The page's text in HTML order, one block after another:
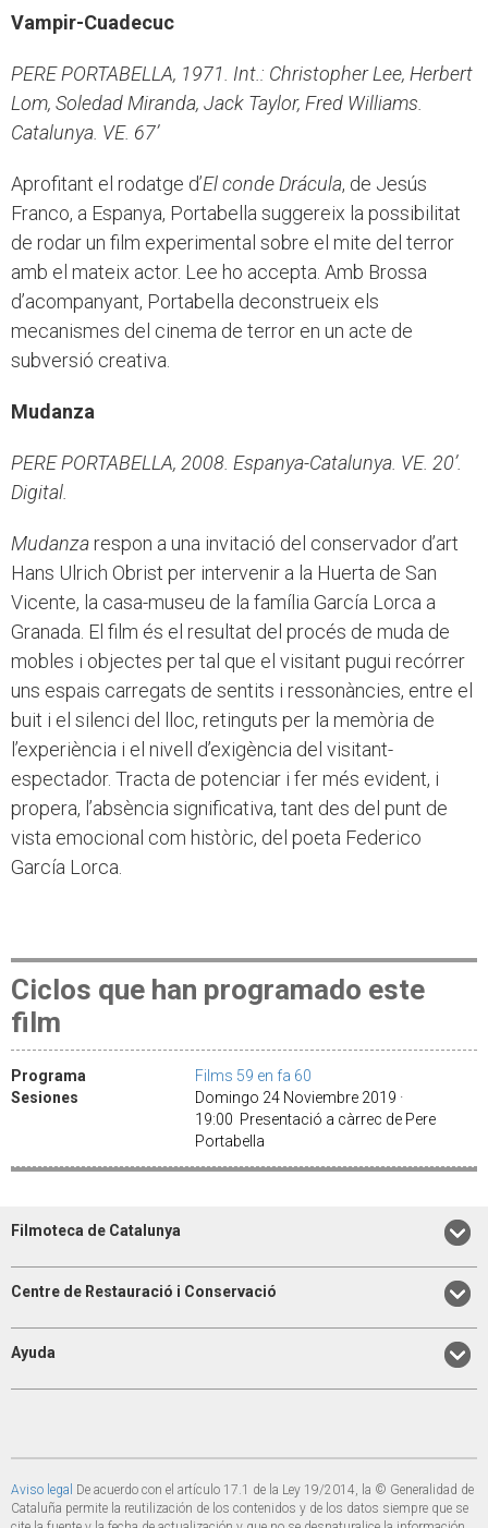
Vampir-Cuadecuc
PERE PORTABELLA, 1971. Int.: Christopher Lee, Herbert
Lom, Soledad Miranda, Jack Taylor, Fred Williams.
Catalunya. VE. 67’
Aprofitant el rodatge d’El conde Drácula, de Jesús
Franco, a Espanya, Portabella suggereix la possibilitat
de rodar un film experimental sobre el mite del terror
amb el mateix actor. Lee ho accepta. Amb Brossa
d’acompanyant, Portabella deconstrueix els
mecanismes del cinema de terror en un acte de
subversió creativa.
Mudanza
PERE PORTABELLA, 2008. Espanya-Catalunya. VE. 20’.
Digital.
Mudanza respon a una invitació del conservador d’art
Hans Ulrich Obrist per intervenir a la Huerta de San
Vicente, la casa-museu de la família García Lorca a
Granada. El film és el resultat del procés de muda de
mobles i objectes per tal que el visitant pugui recórrer
uns espais carregats de sentits i ressonàncies, entre el
buit i el silenci del lloc, retinguts per la memòria de
l’experiència i el nivell d’exigència del visitant-
espectador. Tracta de potenciar i fer més evident, i
propera, l’absència significativa, tant des del punt de
vista emocional com històric, del poeta Federico
García Lorca.
Ciclos que han programado este
film
Programa
Films 59 en fa 60
Sesiones
Domingo 24 Noviembre 2019 ·
19:00 Presentació a càrrec de Pere
Portabella
Filmoteca de Catalunya
Centre de Restauració i Conservació
Ayuda
Aviso legal De acuerdo con el artículo 17.1 de la Ley 19/2014, la © Generalidad de
Cataluña permite la reutilización de los contenidos y de los datos siempre que se